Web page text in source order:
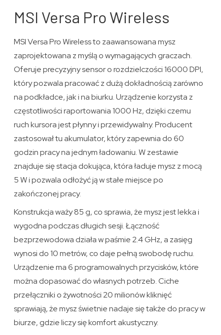
MSI Versa Pro Wireless
MSI Versa Pro Wireless to zaawansowana mysz
zaprojektowana z myślą o wymagających graczach.
Oferuje precyzyjny sensor o rozdzielczości 16000 DPI,
który pozwala pracować z dużą dokładnością zarówno
na podkładce, jak i na biurku. Urządzenie korzysta z
częstotliwości raportowania 1000 Hz, dzięki czemu
ruch kursora jest płynny i przewidywalny. Producent
zastosował tu akumulator, który zapewnia do 60
godzin pracy na jednym ładowaniu. W zestawie
znajduje się stacja dokująca, która ładuje mysz z mocą
5 W i pozwala odłożyć ją w stałe miejsce po
zakończonej pracy.
Konstrukcja waży 85 g, co sprawia, że mysz jest lekka i
wygodna podczas długich sesji. Łączność
bezprzewodowa działa w paśmie 2.4 GHz, a zasięg
wynosi do 10 metrów, co daje pełną swobodę ruchu.
Urządzenie ma 6 programowalnych przycisków, które
można dopasować do własnych potrzeb. Ciche
przełączniki o żywotności 20 milionów kliknięć
sprawiają, że mysz świetnie nadaje się także do pracy w
biurze, gdzie liczy się komfort akustyczny.